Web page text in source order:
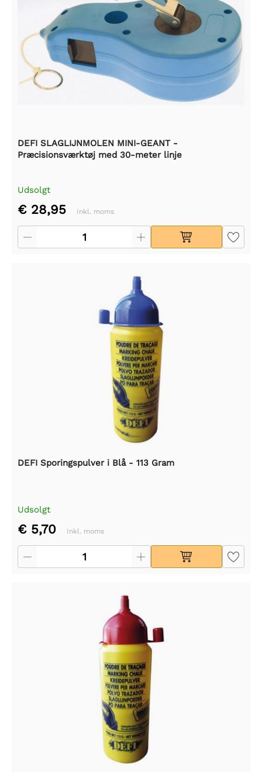
DEFI SLAGLIJNMOLEN MINI-GEANT -
Præcisionsværktøj med 30-meter linje
Udsolgt
€ 28,95 Inkl. moms
DEFI Sporingspulver i Blå - 113 Gram
Udsolgt
€ 5,70 Inkl. moms